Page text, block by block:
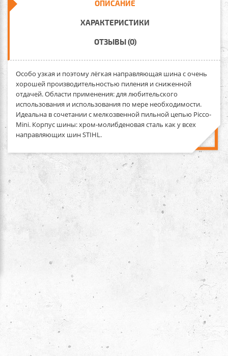
ОПИСАНИЕ
ХАРАКТЕРИСТИКИ
ОТЗЫВЫ (0)
Особо узкая и поэтому лёгкая направляющая шина с очень
хорошей производительностью пиления и сниженной
отдачей. Области применения: для любительского
использования и использования по мере необходимости.
Идеальна в сочетании с мелкозвенной пильной цепью Picco-
Mini. Корпус шины: хром-молибденовая сталь как у всех
направляющих шин STIHL.